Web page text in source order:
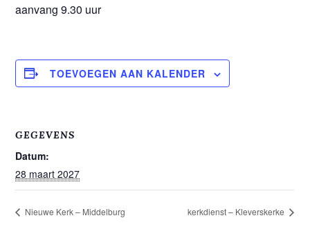
aanvang 9.30 uur
TOEVOEGEN AAN KALENDER
GEGEVENS
Datum:
28 maart 2027
Nieuwe Kerk – Middelburg kerkdienst – Kleverskerke